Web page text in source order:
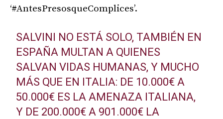
‘#AntesPresosqueComplices’.
SALVINI NO ESTÁ SOLO, TAMBIÉN EN
ESPAÑA MULTAN A QUIENES
SALVAN VIDAS HUMANAS, Y MUCHO
MÁS QUE EN ITALIA: DE 10.000€ A
50.000€ ES LA AMENAZA ITALIANA,
Y DE 200.000€ A 901.000€ LA